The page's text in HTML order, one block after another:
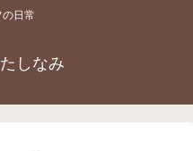
の日常
しなみ